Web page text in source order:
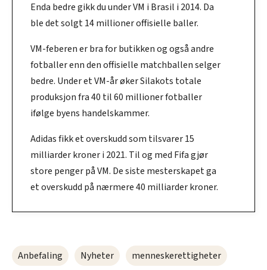
Enda bedre gikk du under VM i Brasil i 2014. Da
ble det solgt 14 millioner offisielle baller.
VM-feberen er bra for butikken og også andre
fotballer enn den offisielle matchballen selger
bedre. Under et VM-år øker Silakots totale
produksjon fra 40 til 60 millioner fotballer
ifølge byens handelskammer.
Adidas fikk et overskudd som tilsvarer 15
milliarder kroner i 2021. Til og med Fifa gjør
store penger på VM. De siste mesterskapet ga
et overskudd på nærmere 40 milliarder kroner.
Anbefaling Nyheter menneskerettigheter